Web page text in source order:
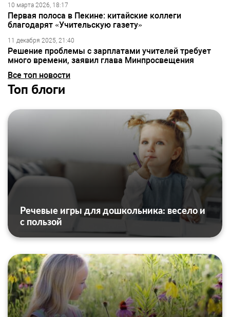
10 марта 2026, 18:17
Первая полоса в Пекине: китайские коллеги
благодарят «Учительскую газету»
11 декабря 2025, 21:40
Решение проблемы с зарплатами учителей требует
много времени, заявил глава Минпросвещения
Все топ новости
Топ блоги
Речевые игры для дошкольника: весело и
с пользой